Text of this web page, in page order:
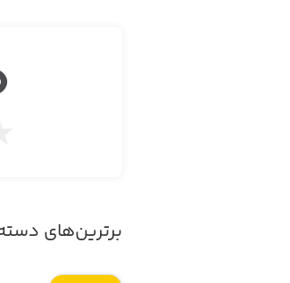
○ ذخیره داده ها و
برترین‌های